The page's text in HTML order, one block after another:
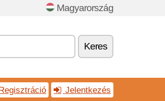
Magyarország
Keres
Jelentkezés